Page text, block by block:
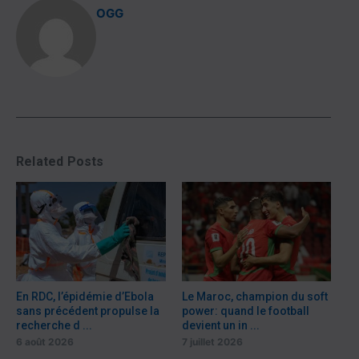
OGG
Related Posts
En RDC, l’épidémie d’Ebola
sans précédent propulse la
recherche d ...
6 août 2026
Le Maroc, champion du soft
power: quand le football
devient un in ...
7 juillet 2026